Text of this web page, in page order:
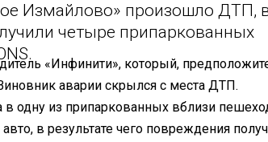
Измайлово» произошло ДТП,
четыре припаркованных
«Инфинити», который,
аварии скрылся с места ДТП.
одну из припаркованных вблизи
в результате чего повреждения